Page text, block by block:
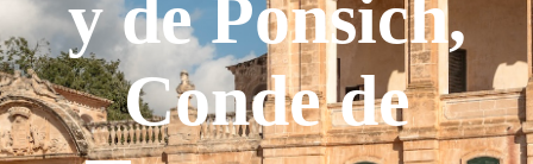
segona branca
de la família